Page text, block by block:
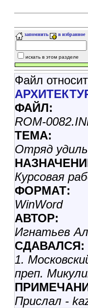
запомнить в избранное
искать в этом разделе
Файл
ФАЙЛ:
ROM-
ТЕМА:
Отряд
Курсовая
ФОРМАТ:
WinWord
АВТОР:
Игнатьев
СДАВАЛСЯ:
1.
преп.
Прислал -